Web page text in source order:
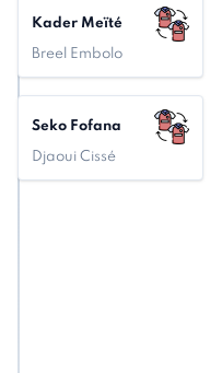
Kader Meïté
Breel Embolo
Seko Fofana
Djaoui Cissé